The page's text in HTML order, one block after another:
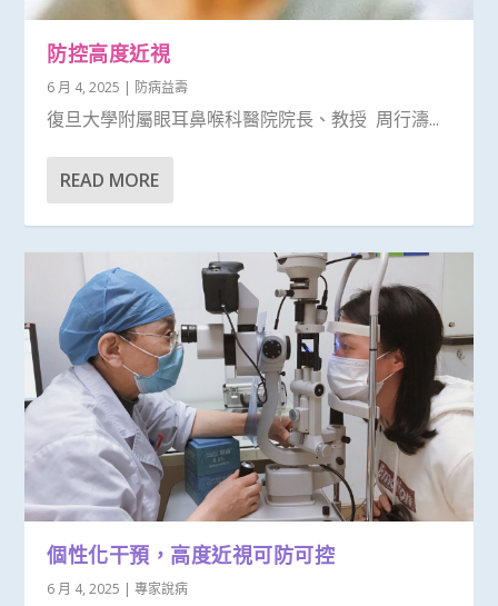
防控高度近視
6 月 4, 2025 | 防病益壽
復旦大學附屬眼耳鼻喉科醫院院長、教授 周行濤...
READ MORE
個性化干預，高度近視可防可控
6 月 4, 2025 |專家說病